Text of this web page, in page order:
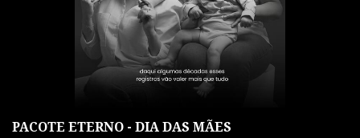
PACOTE ETERNO - DIA DAS MÃES